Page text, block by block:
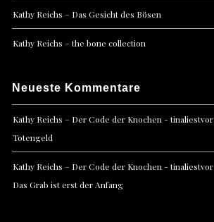
Kathy Reichs – Das Gesicht des Bösen
Kathy Reichs – the bone collection
Neueste Kommentare
Kathy Reichs – Der Code der Knochen - tinaliestvor
Totengeld
Kathy Reichs – Der Code der Knochen - tinaliestvor
Das Grab ist erst der Anfang